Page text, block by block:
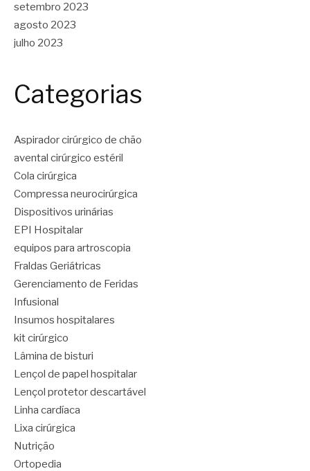
setembro 2023
agosto 2023
julho 2023
Categorias
Aspirador cirúrgico de chão
avental cirúrgico estéril
Cola cirúrgica
Compressa neurocirúrgica
Dispositivos urinárias
EPI Hospitalar
equipos para artroscopia
Fraldas Geriátricas
Gerenciamento de Feridas
Infusional
Insumos hospitalares
kit cirúrgico
Lâmina de bisturi
Lençol de papel hospitalar
Lençol protetor descartável
Linha cardíaca
Lixa cirúrgica
Nutrição
Ortopedia